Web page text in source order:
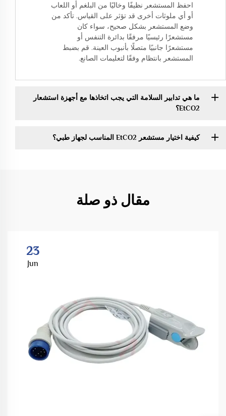
احفظ المستشعر نظيفًا وخاليًا من البلغم أو اللعاب
أو أي ملوثات أخرى قد تؤثر على القياس. تأكد من
وضع المستشعر بشكل صحيح، سواء كان
مستشعرًا رئيسيًا مرفقًا بدائرة التنفس أو
مستشعرًا جانبيًا متصلًا بأنبوب العينة. قم بضبط
المستشعر بانتظام وفقًا لتعليمات الصانع.
ما هي تدابير السلامة التي يجب اتخاذها مع أجهزة استشعار
EtCO2؟
كيفية اختيار مستشعر EtCO2 المناسب لجهاز طبي؟
مقال ذو صلة
23
Jun